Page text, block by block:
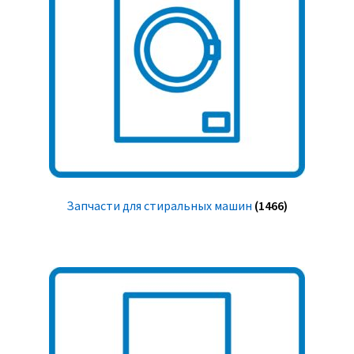
Запчасти для стиральных машин (1466)